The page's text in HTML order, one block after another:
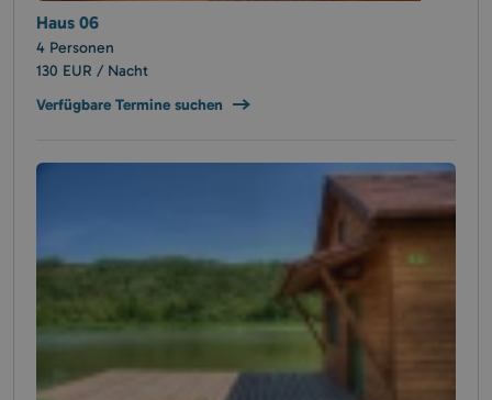
Haus 06
4 Personen
130 EUR / Nacht
Verfügbare Termine suchen